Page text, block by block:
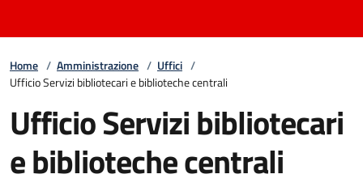
Home / Amministrazione / Uffici /
Ufficio Servizi bibliotecari e biblioteche centrali
Ufficio Servizi bibliotecari
e biblioteche centrali